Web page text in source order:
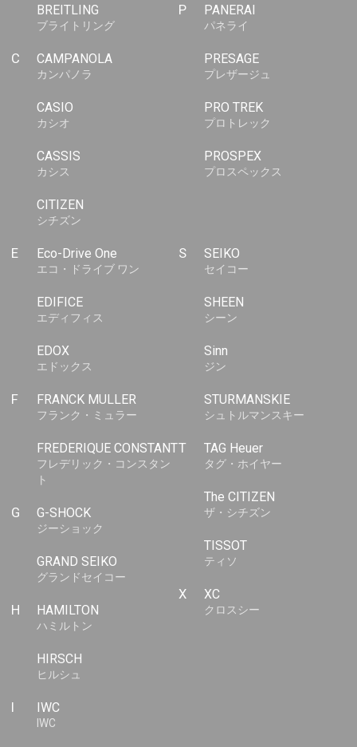
BREITLING
ブライトリング
C CAMPANOLA
カンパノラ
CASIO
カシオ
CASSIS
カシス
CITIZEN
シチズン
E Eco-Drive One
エコ・ドライブ ワン
EDIFICE
エディフィス
EDOX
エドックス
F FRANCK MULLER
フランク・ミュラー
FREDERIQUE CONSTANT
フレデリック・コンスタン
ト
G G-SHOCK
ジーショック
GRAND SEIKO
グランドセイコー
H HAMILTON
ハミルトン
HIRSCH
ヒルシュ
IWC
IWC
P PANERAI
パネライ
PRESAGE
プレザージュ
PRO TREK
プロトレック
PROSPEX
プロスペックス
S SEIKO
セイコー
SHEEN
シーン
Sinn
ジン
STURMANSKIE
シュトルマンスキー
T TAG Heuer
タグ・ホイヤー
The CITIZEN
ザ・シチズン
TISSOT
ティソ
X XC
クロスシー